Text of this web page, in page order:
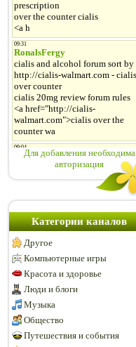
Для добавления необходима
авторизация
Категории каналов
Другое
Компьютерные игры
Красота и здоровье
Люди и блоги
Музыка
Общество
Путешествия и события